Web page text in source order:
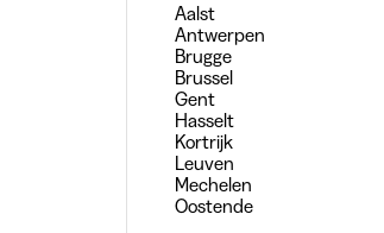
Aalst
Antwerpen
Brugge
Brussel
Gent
Hasselt
Kortrijk
Leuven
Mechelen
Oostende